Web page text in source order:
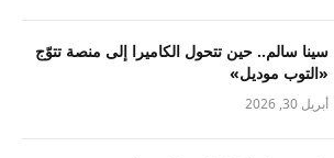
سينا سالم.. حين تتحول الكاميرا إلى منصة تتوّج
«التوب موديل»
أبريل 30, 2026